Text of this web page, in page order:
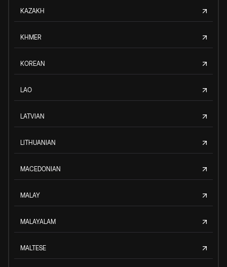
KAZAKH
KHMER
KOREAN
LAO
LATVIAN
LITHUANIAN
MACEDONIAN
MALAY
MALAYALAM
MALTESE